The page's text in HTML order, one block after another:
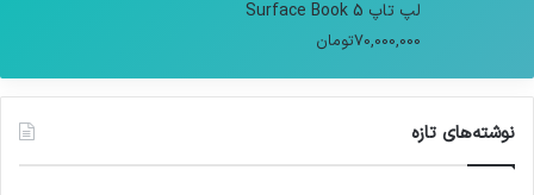
لپ تاپ Surface Book 5
70,000,000تومان
نوشته‌های تازه